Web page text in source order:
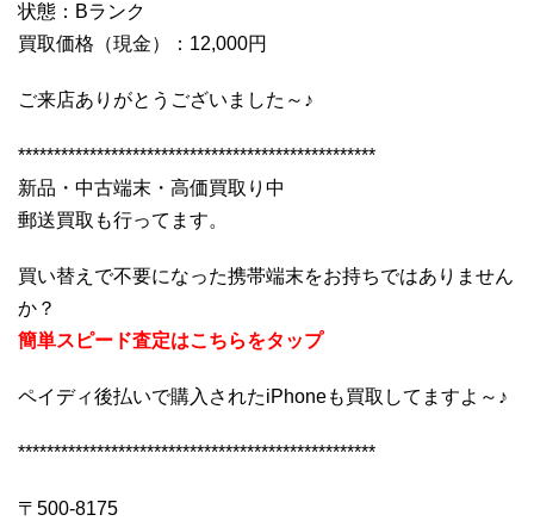
状態：Bランク
買取価格（現金）：12,000円
ご来店ありがとうございました～♪
**************************************************
新品・中古端末・高価買取り中
郵送買取も行ってます。
買い替えで不要になった携帯端末をお持ちではありません
か？
簡単スピード査定はこちらをタップ
ペイディ後払いで購入されたiPhoneも買取してますよ～♪
**************************************************
〒500-8175